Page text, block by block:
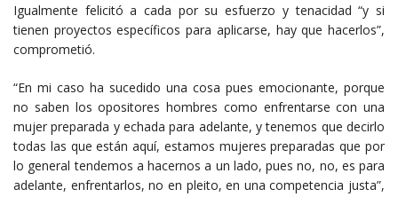
Igualmente felicitó a cada por su esfuerzo y tenacidad “y si
tienen proyectos específicos para aplicarse, hay que hacerlos”,
comprometió.
“En mi caso ha sucedido una cosa pues emocionante, porque
no saben los opositores hombres como enfrentarse con una
mujer preparada y echada para adelante, y tenemos que decirlo
todas las que están aquí, estamos mujeres preparadas que por
lo general tendemos a hacernos a un lado, pues no, no, es para
adelante, enfrentarlos, no en pleito, en una competencia justa”,